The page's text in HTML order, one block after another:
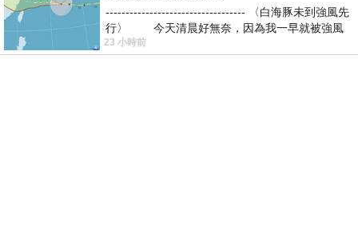
----------------------------------- 〈白海豚未到強風先
行〉 今天清晨好無奈，因為我一早就被強風
23 小時前